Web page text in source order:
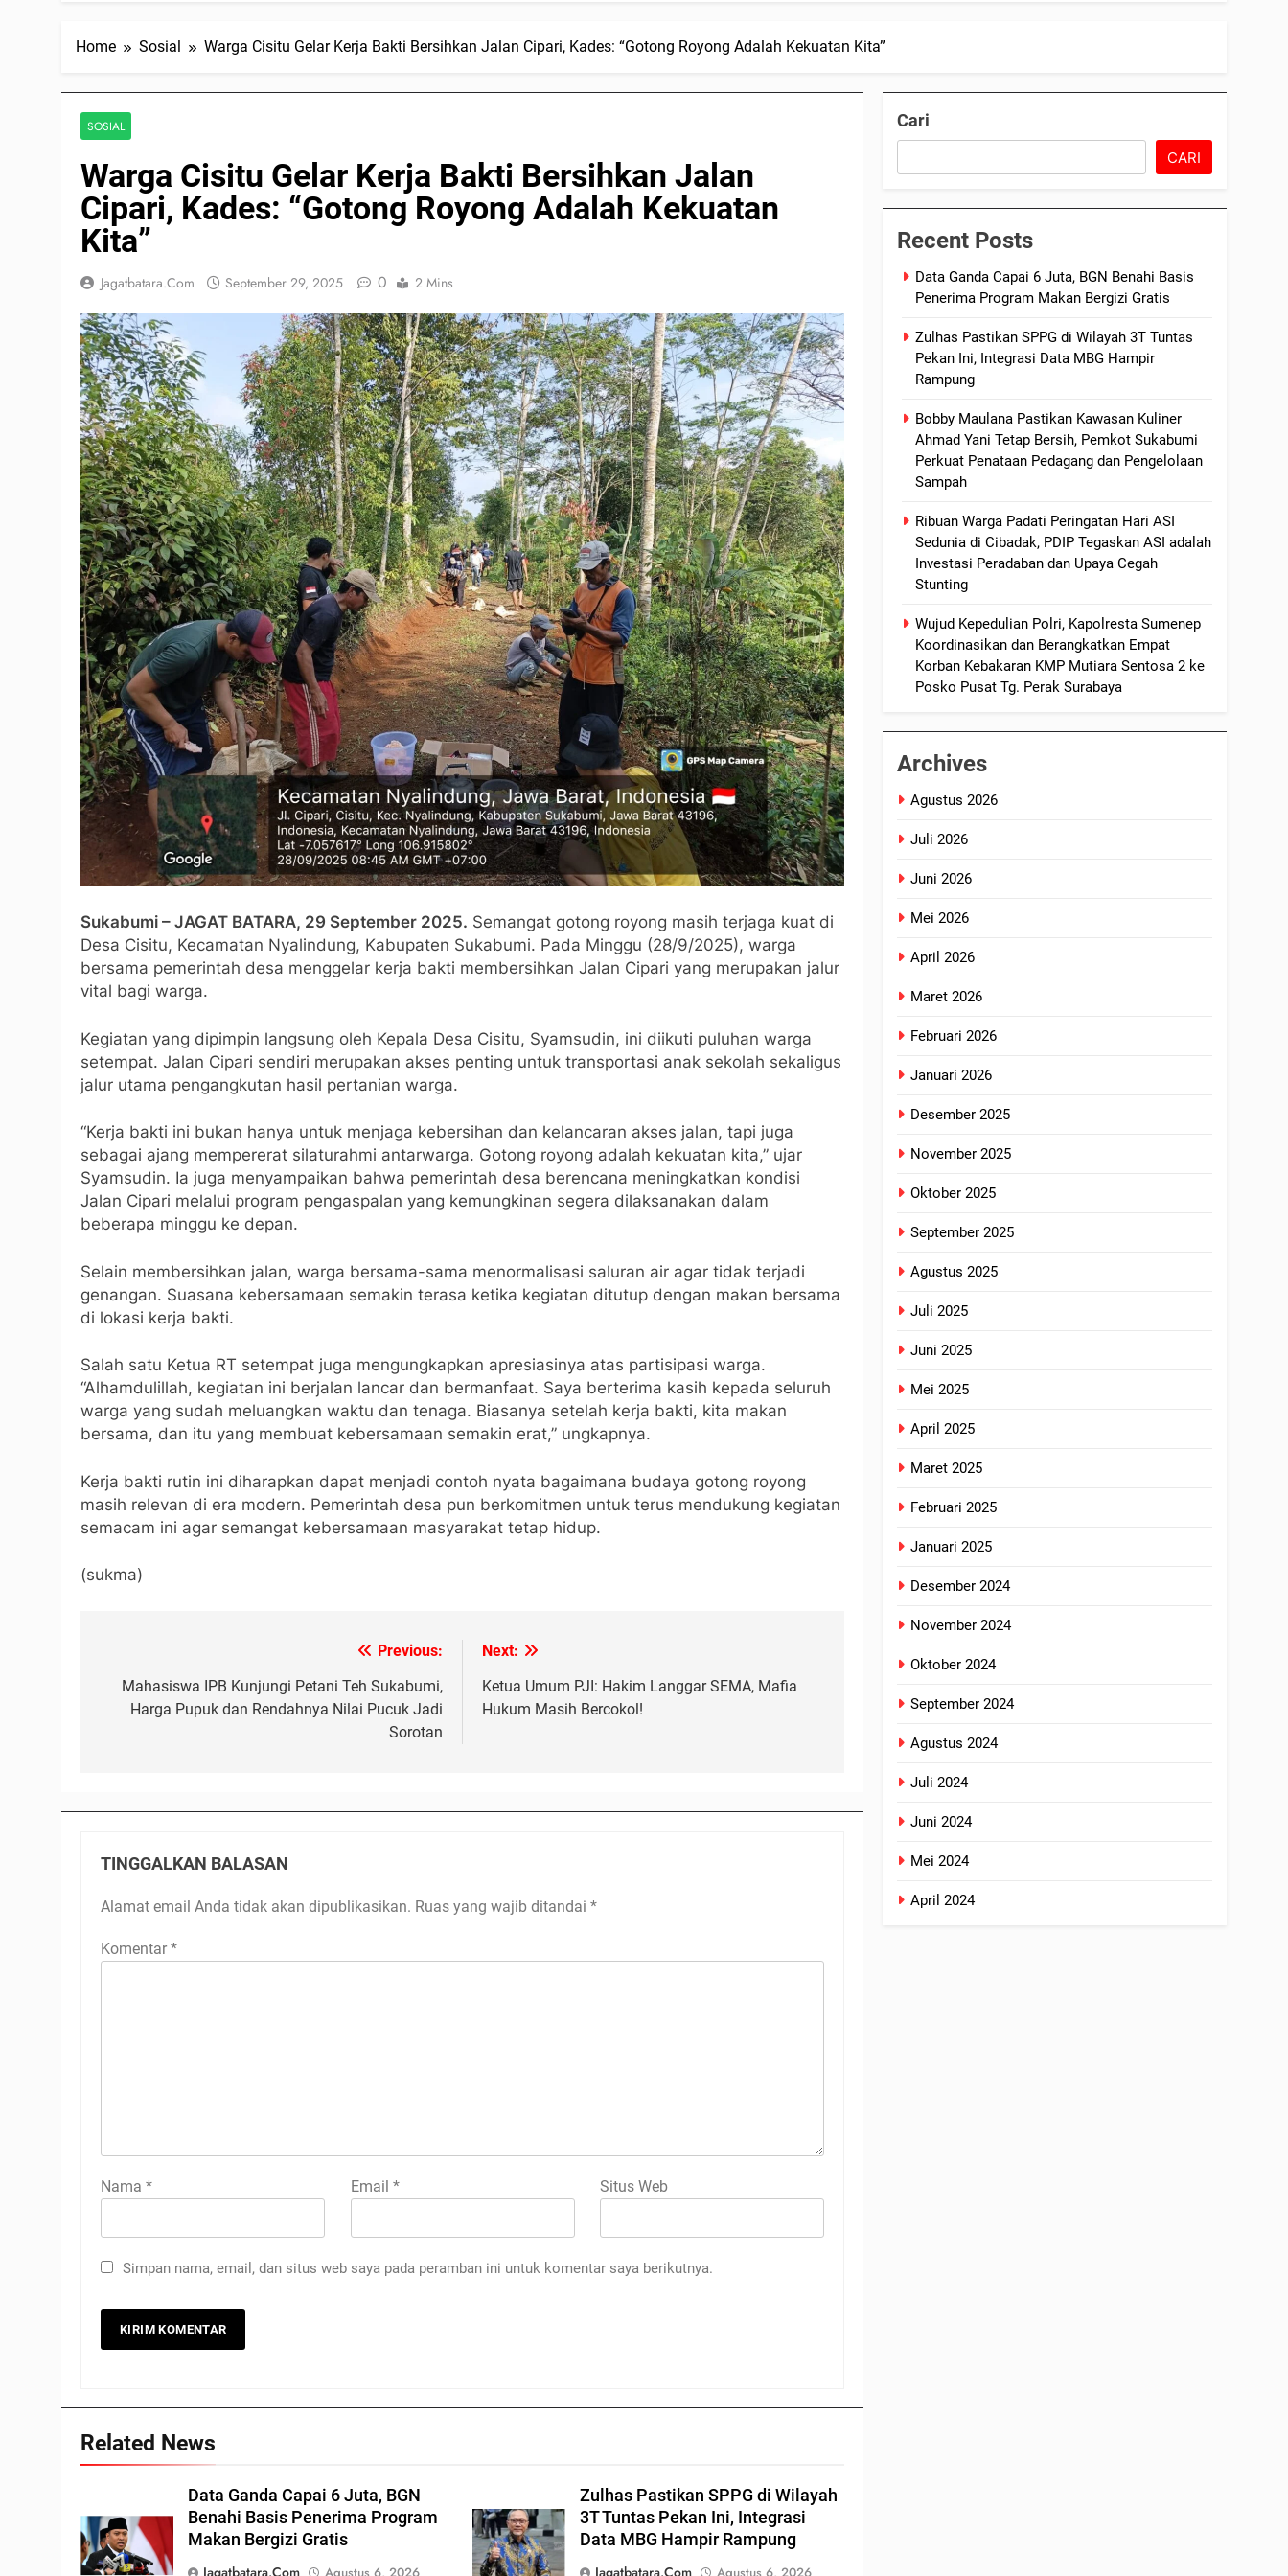
Home Sosial Warga Cisitu Gelar Kerja Bakti Bersihkan Jalan Cipari, Kades: “Gotong Royong Adalah Kekuatan Kita”
SOSIAL
Warga Cisitu Gelar Kerja Bakti Bersihkan Jalan
Cipari, Kades: “Gotong Royong Adalah Kekuatan
Kita”
Jagatbatara.com September 29, 2025 0 2 Mins
Sukabumi – JAGAT BATARA, 29 September 2025. Semangat gotong royong masih terjaga kuat di
Desa Cisitu, Kecamatan Nyalindung, Kabupaten Sukabumi. Pada Minggu (28/9/2025), warga
bersama pemerintah desa menggelar kerja bakti membersihkan Jalan Cipari yang merupakan jalur
vital bagi warga.
Kegiatan yang dipimpin langsung oleh Kepala Desa Cisitu, Syamsudin, ini diikuti puluhan warga
setempat. Jalan Cipari sendiri merupakan akses penting untuk transportasi anak sekolah sekaligus
jalur utama pengangkutan hasil pertanian warga.
“Kerja bakti ini bukan hanya untuk menjaga kebersihan dan kelancaran akses jalan, tapi juga
sebagai ajang mempererat silaturahmi antarwarga. Gotong royong adalah kekuatan kita,” ujar
Syamsudin. Ia juga menyampaikan bahwa pemerintah desa berencana meningkatkan kondisi
Jalan Cipari melalui program pengaspalan yang kemungkinan segera dilaksanakan dalam
beberapa minggu ke depan.
Selain membersihkan jalan, warga bersama-sama menormalisasi saluran air agar tidak terjadi
genangan. Suasana kebersamaan semakin terasa ketika kegiatan ditutup dengan makan bersama
di lokasi kerja bakti.
Salah satu Ketua RT setempat juga mengungkapkan apresiasinya atas partisipasi warga.
“Alhamdulillah, kegiatan ini berjalan lancar dan bermanfaat. Saya berterima kasih kepada seluruh
warga yang sudah meluangkan waktu dan tenaga. Biasanya setelah kerja bakti, kita makan
bersama, dan itu yang membuat kebersamaan semakin erat,” ungkapnya.
Kerja bakti rutin ini diharapkan dapat menjadi contoh nyata bagaimana budaya gotong royong
masih relevan di era modern. Pemerintah desa pun berkomitmen untuk terus mendukung kegiatan
semacam ini agar semangat kebersamaan masyarakat tetap hidup.
(sukma)
pos
Previous:
Mahasiswa IPB Kunjungi Petani Teh Sukabumi,
Harga Pupuk dan Rendahnya Nilai Pucuk Jadi
Sorotan
Next:
Ketua Umum PJI: Hakim Langgar SEMA, Mafia
Hukum Masih Bercokol!
TINGGALKAN BALASAN
Alamat email Anda tidak akan dipublikasikan. Ruas yang wajib ditandai *
Komentar *
Nama * Email * Situs Web
Simpan nama, email, dan situs web saya pada peramban ini untuk komentar saya berikutnya.
Related News
Data Ganda Capai 6 Juta, BGN
Benahi Basis Penerima Program
Makan Bergizi Gratis
Jagatbatara.com
Zulhas Pastikan SPPG di Wilayah
3T Tuntas Pekan Ini, Integrasi
Data MBG Hampir Rampung
Jagatbatara.com
Cari
CARI
Recent Posts
Data Ganda Capai 6 Juta, BGN Benahi Basis
Penerima Program Makan Bergizi Gratis
Zulhas Pastikan SPPG di Wilayah 3T Tuntas
Pekan Ini, Integrasi Data MBG Hampir
Rampung
Bobby Maulana Pastikan Kawasan Kuliner
Ahmad Yani Tetap Bersih, Pemkot Sukabumi
Perkuat Penataan Pedagang dan Pengelolaan
Sampah
Ribuan Warga Padati Peringatan Hari ASI
Sedunia di Cibadak, PDIP Tegaskan ASI adalah
Investasi Peradaban dan Upaya Cegah
Stunting
Wujud Kepedulian Polri, Kapolresta Sumenep
Koordinasikan dan Berangkatkan Empat
Korban Kebakaran KMP Mutiara Sentosa 2 ke
Posko Pusat Tg. Perak Surabaya
Archives
Agustus 2026
Juli 2026
Juni 2026
Mei 2026
April 2026
Maret 2026
Februari 2026
Januari 2026
Desember 2025
November 2025
Oktober 2025
September 2025
Agustus 2025
Juli 2025
Juni 2025
Mei 2025
April 2025
Maret 2025
Februari 2025
Januari 2025
Desember 2024
November 2024
Oktober 2024
September 2024
Agustus 2024
Juli 2024
Juni 2024
Mei 2024
April 2024